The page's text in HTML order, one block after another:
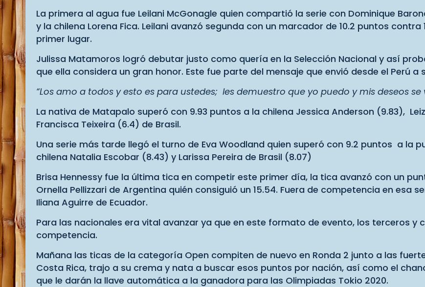
La primera al agua fue Leilani McGonagle quien compartió la serie con Dominique
y la chilena Lorena Fica. Leilani avanzó segunda con un marcador de 10.2 puntos
primer lugar.
Julissa Matamoros logró debutar justo como quería en la Selección Nacional y así
que ella considera un gran honor. Este fue parte del mensaje que envió desde el Perú a
“Los amo a todos y esto es para ustedes; les demuestro que yo puedo y mis deseos se
La nativa de Matapalo superó con 9.93 puntos a la chilena Jessica Anderson (9.83),
Francisca Teixeira (6.4) de Brasil.
Una serie más tarde llegó el turno de Eva Woodland quien superó con 9.2 puntos a la
chilena Natalia Escobar (8.43) y Larissa Pereira de Brasil (8.07)
Brisa Hennessy fue la última tica en competir este primer día, la tica avanzó con un
Ornella Pellizzari de Argentina quién consiguió un 15.54. Fuera de competencia en esa
Iliana Aguirre de Ecuador.
Para las nacionales era vital avanzar ya que en este formato de evento, los terceros y
competencia.
Mañana las ticas de la categoría Open compiten de nuevo en Ronda 2 junto a las
Costa Rica, trajo a su crema y nata a buscar esos puntos por nación, así como el
que le darán la llave automática a la ganadora para las Olimpiadas Tokio 2020.